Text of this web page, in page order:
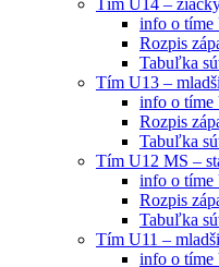
info o tíme
Rozpis
Tabuľka
Tím U13 –
info o tíme
Rozpis
Tabuľka
Tím U12 MS –
info o tíme
Rozpis
Tabuľka
Tím U11 –
info o tíme